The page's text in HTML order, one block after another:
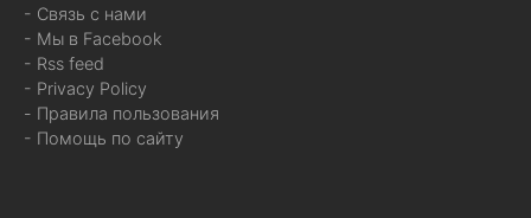
- Связь с нами
- Мы в Facebook
- Rss feed
- Privacy Policy
- Правила пользования
- Помощь по сайту